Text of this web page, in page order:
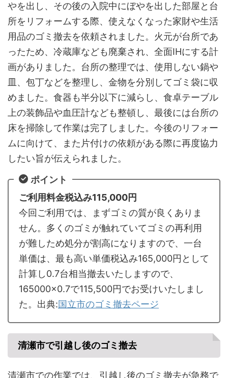
やを出し、その後の入院中にぼやを出した部屋と台
所をリフォームする際、使えなくなった家財や生活
用品のゴミ撤去を依頼されました。火元が台所であ
ったため、冷蔵庫なども廃棄され、全面IHにする計
画がありました。台所の整理では、使用しない鍋や
皿、包丁などを整理し、金物を分別してゴミ袋に収
めました。食器も半分以下に減らし、食卓テーブル
上の装飾品や血圧計なども整頓し、最後には台所の
床を掃除して作業は完了しました。今後のリフォー
ムに向けて、また片付けの依頼がある際に再度協力
したい旨が伝えられました。
ポイント
ご利用料金税込み115,000円
今回ご利用では、まずゴミの質が良くありま
せん。多くのゴミが触れていてゴミの再利用
が難しため処分が割高になりますので、一台
単価は、最も高い単価税込み165,000円として
計算し0.7台相当撤去いたしますので、
165000×0.7で115,500円でお受けいたしまし
た。出典:国立市のゴミ撤去ページ
清瀬市で引越し後のゴミ撤去
清瀬市での作業では、引越し後のゴミ撤去が急務で